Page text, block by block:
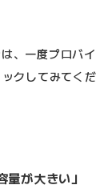
、一度プロバイ
クしてみてくだ
が大きい」